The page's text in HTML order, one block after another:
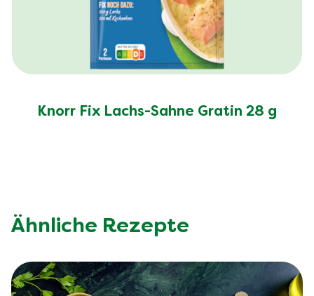
Knorr Fix Lachs-Sahne Gratin 28 g
Ähnliche Rezepte